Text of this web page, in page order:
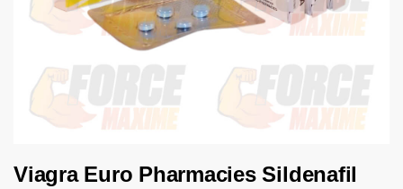
Viagra Euro Pharmacies Sildenafil